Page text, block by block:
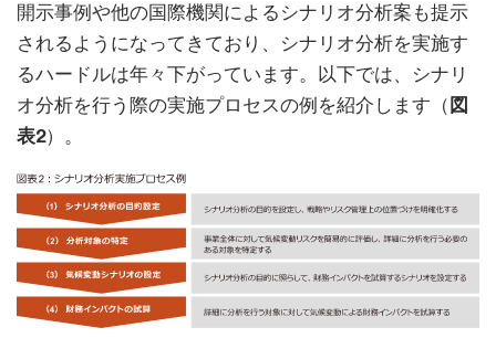
開示事例や他の国際機関によるシナリオ分析案も提示
されるようになってきており、シナリオ分析を実施す
るハードルは年々下がっています。以下では、シナリ
オ分析を行う際の実施プロセスの例を紹介します（ 図
表2）。